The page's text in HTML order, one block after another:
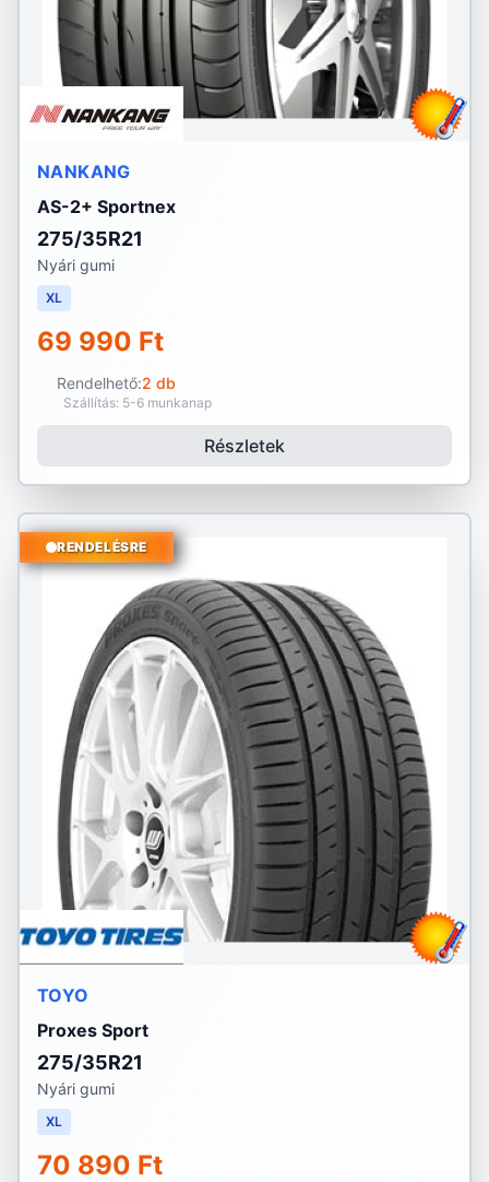
NANKANG
AS-2+ Sportnex
275/35R21
Nyári gumi
XL
69 990 Ft
Rendelhető:2 db
Szállítás: 5-6 munkanap
Részletek
RENDELÉSRE
TOYO
Proxes Sport
275/35R21
Nyári gumi
XL
70 890 Ft